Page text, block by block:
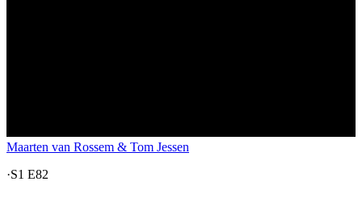
Maarten van Rossem & Tom Jessen
·S1 E82